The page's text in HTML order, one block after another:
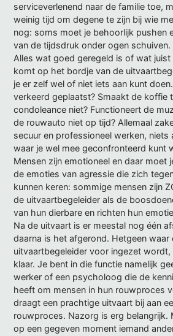
serviceverlenend naar de familie toe,
weinig tijd om degene te zijn bij wie
nog: soms moet je behoorlijk pushen
van de tijdsdruk onder ogen schuiven.
Alles wat goed geregeld is of wat
komt op het bordje van de
je er zelf wel of niet iets aan kunt
verkeerd geplaatst? Smaakt de koffie
condoleance niet? Functioneert de
de rouwauto niet op tijd? Allemaal
secuur en professioneel werken, niets
waar je wel mee geconfronteerd kunt
Mensen zijn emotioneel en daar moet
de emoties van agressie die zich
kunnen keren: sommige mensen zijn
de uitvaartbegeleider als de
van hun dierbare en richten hun
Na de uitvaart is er meestal nog één
daarna is het afgerond. Hetgeen waar
uitvaartbegeleider voor ingezet
klaar. Je bent in die functie namelijk
werker of een psycholoog die de
heeft om mensen in hun rouwproces
draagt een prachtige uitvaart bij aan
rouwproces. Nazorg is erg belangrijk.
op een gegeven moment iemand